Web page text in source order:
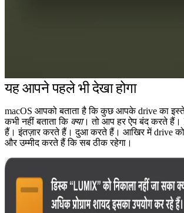
यह आपने पहले भी देखा होगा
macOS आपको बताता है कि कुछ आपके drive का
कभी नहीं बताता कि क्या। तो आप हर ऐप बंद करते हैं।
हैं। इंतज़ार करते हैं। दुआ करते हैं। आखिर में drive को
और उम्मीद करते हैं कि सब ठीक रहेगा।